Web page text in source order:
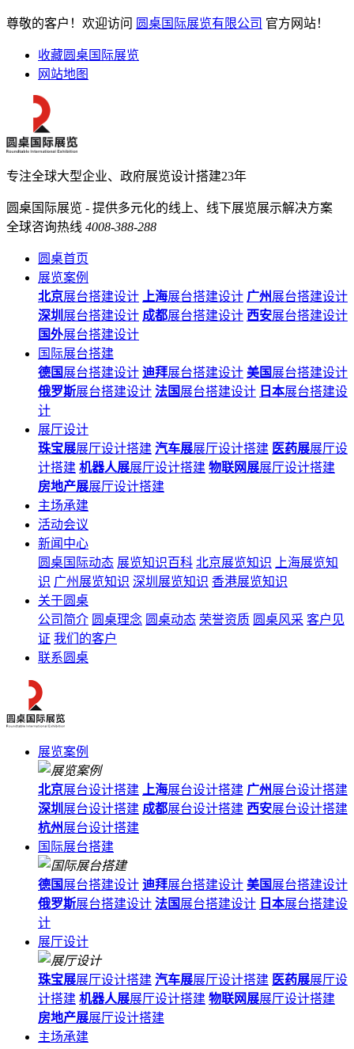
尊敬的客户！欢迎访问 圆桌国际展览有限公司 官方网站！
收藏圆桌国际展览
网站地图
专注全球大型企业、政府展览设计搭建23年
圆桌国际展览 - 提供多元化的线上、线下展览展示解决方案
全球咨询热线 4008-388-288
圆桌首页
展览案例
北京展台搭建设计 上海展台搭建设计 广州展台搭建设计
深圳 展台搭建设计 成都展台搭建设计 西安展台搭建设计
国外展台搭建设计
国际展台搭建
德国 展台搭建设计 迪拜展台搭建设计 美国 展台搭建设计
俄罗斯展台搭建设计 法国 展台搭建设计 日本展台搭建设
计
展厅设计
珠宝展展厅设计搭建 汽车展展厅设计搭建 医药展展厅设
计搭建 机器人展展厅设计搭建 物联网展展厅设计搭建
房地产展展厅设计搭建
主场承建
活动会议
新闻中心
圆桌国际动态 展览知识百科 北京展览知识
上海展览知
识 广州展览知识 深圳展览知识 香港展览知识
关于圆桌
公司简介 圆桌理念 圆桌动态 荣誉资质 圆桌风采 客户见
证 我们的客户
联系圆桌
展览案例
北京展台设计搭建 上海展台设计搭建 广州展台设计搭建
深圳 展台设计搭建 成都展台设计搭建 西安展台设计搭建
杭州展台设计搭建
国际展台搭建
德国 展台搭建设计 迪拜展台搭建设计 美国 展台搭建设计
俄罗斯展台搭建设计 法国 展台搭建设计 日本展台搭建设
计
展厅设计
珠宝展展厅设计搭建 汽车展展厅设计搭建 医药展展厅设
计搭建 机器人展展厅设计搭建 物联网展展厅设计搭建
房地产展展厅设计搭建
主场承建